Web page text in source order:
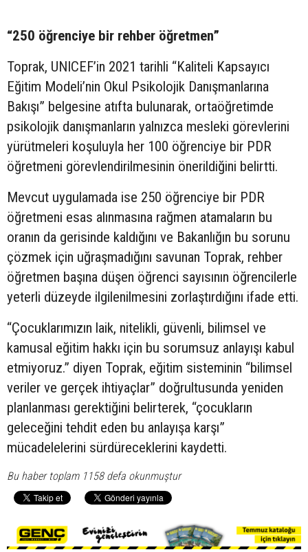
“250 öğrenciye bir rehber öğretmen”
Toprak, UNICEF’in 2021 tarihli “Kaliteli Kapsayıcı
Eğitim Modeli’nin Okul Psikolojik Danışmanlarına
Bakışı” belgesine atıfta bulunarak, ortaöğretimde
psikolojik danışmanların yalnızca mesleki görevlerini
yürütmeleri koşuluyla her 100 öğrenciye bir PDR
öğretmeni görevlendirilmesinin önerildiğini belirtti.
Mevcut uygulamada ise 250 öğrenciye bir PDR
öğretmeni esas alınmasına rağmen atamaların bu
oranın da gerisinde kaldığını ve Bakanlığın bu sorunu
çözmek için uğraşmadığını savunan Toprak, rehber
öğretmen başına düşen öğrenci sayısının öğrencilerle
yeterli düzeyde ilgilenilmesini zorlaştırdığını ifade etti.
“Çocuklarımızın laik, nitelikli, güvenli, bilimsel ve
kamusal eğitim hakkı için bu sorumsuz anlayışı kabul
etmiyoruz.” diyen Toprak, eğitim sisteminin “bilimsel
veriler ve gerçek ihtiyaçlar” doğrultusunda yeniden
planlanması gerektiğini belirterek, “çocukların
geleceğini tehdit eden bu anlayışa karşı”
mücadelelerini sürdüreceklerini kaydetti.
Bu haber toplam 1158 defa okunmuştur